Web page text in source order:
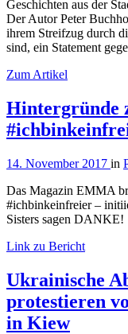
Geschichten aus der
Der Autor Peter
ihrem Streifzug durch
sind, ein Statement
Zum Artikel
Hintergründe
14. November 2017 in
Das Magazin EMMA
#ichbinkeinfreier –
Sisters sagen DANKE!
Link zu Bericht
Ukrainische
protestieren
in Kiew